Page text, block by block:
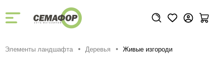
Элементы ландшафта Деревья Живые изгороди